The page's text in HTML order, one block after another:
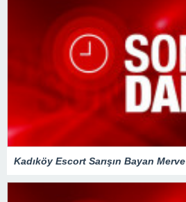
Kadıköy Escort Sarışın Bayan Merve